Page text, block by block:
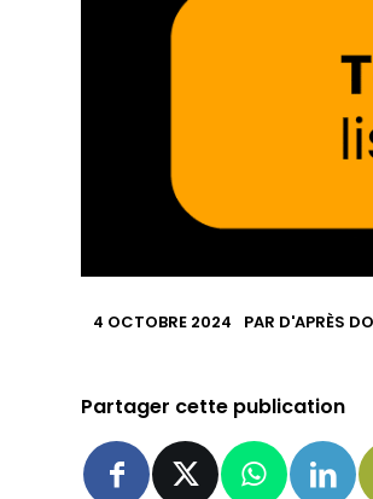
4 OCTOBRE 2024 PAR D'APRÈS
Partager cette publication